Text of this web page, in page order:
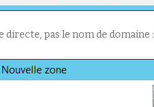
pas le nom de domaine :